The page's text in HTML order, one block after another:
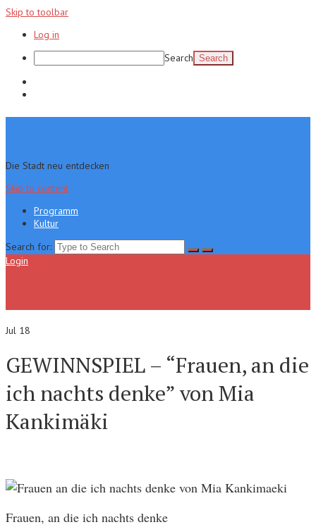
Skip to toolbar
Log in
Search
Die Stadt neu entdecken
Skip to content
Programm
Kultur
Search for:
Login
Jul 18
GEWINNSPIEL – “Frauen, an die
ich nachts denke” von Mia
Kankimäki
Frauen, an die ich nachts denke